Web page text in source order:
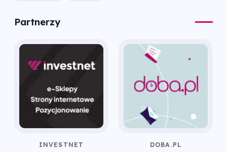
Partnerzy
INVESTNET DOBA.PL